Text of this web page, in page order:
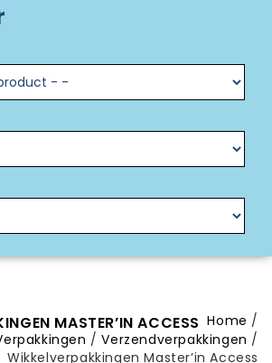
MASTER’IN ACCESS Home
Verzendverpakkingen
Wikkelverpakkingen Master’in Access